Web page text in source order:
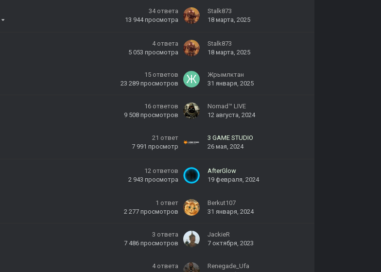
34 ответа
13 944 просмотра
Stalk873
18 марта, 2025
4 ответа
5 053 просмотра
Stalk873
18 марта, 2025
15 ответов
23 289 просмотров
Жрымлктан
31 января, 2025
16 ответов
9 508 просмотров
Nomad™ LIVE
12 августа, 2024
21 ответ
7 991 просмотр
3 GAME STUDIO
26 мая, 2024
12 ответов
2 943 просмотра
AfterGlow
19 февраля, 2024
1 ответ
2 277 просмотров
Berkut107
31 января, 2024
3 ответа
7 486 просмотров
JackieR
7 октября, 2023
4 ответа
Renegade_Ufa